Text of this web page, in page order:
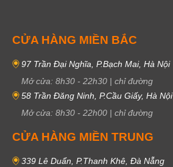
CỬA HÀNG MIỀN BẮC
97 Trần Đại Nghĩa, P.Bạch Mai, Hà Nội
Mở cửa: 8h30 - 22h30 | chỉ đường
58 Trần Đăng Ninh, P.Cầu Giấy, Hà Nội
Mở cửa: 8h30 - 22h00 | chỉ đường
CỬA HÀNG MIỀN TRUNG
339 Lê Duẩn, P.Thanh Khê, Đà Nẵng